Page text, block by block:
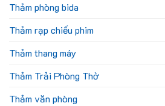
Thảm phòng bida
Thảm rạp chiếu phim
Thảm thang máy
Thảm Trải Phòng Thờ
Thảm văn phòng